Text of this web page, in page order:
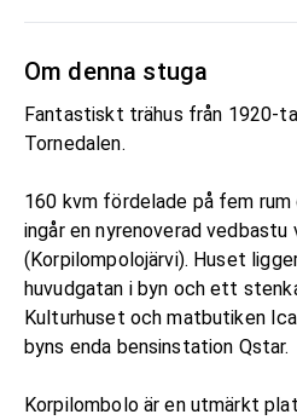
Om denna stuga
Fantastiskt trähus från 1920-
Tornedalen.
160 kvm fördelade på fem
ingår en nyrenoverad vedbastu
(Korpilompolojärvi). Huset
huvudgatan i byn och ett
Kulturhuset och matbutiken
byns enda bensinstation Qstar.
Korpilombolo är en utmärkt